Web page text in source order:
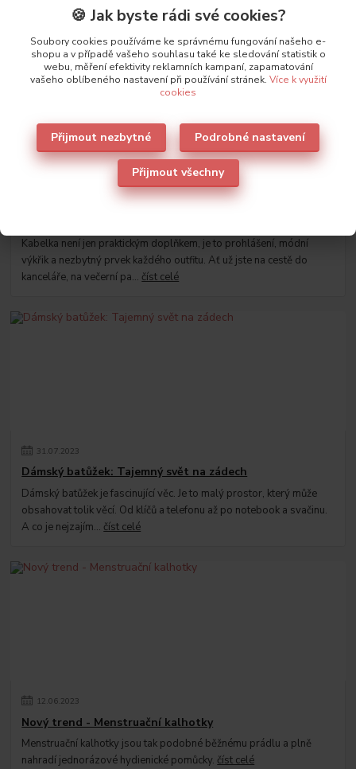
Novinky z našeho blogu
Kabelka není jen praktickým doplňkem, je to prohlášení, módní
výkřik a nezbytný prvek každého outfitu. Ať už jste na cestě do
kanceláře, na večerní pa... číst celé
31.07.2023
Dámský batůžek: Tajemný svět na zádech
Dámský batůžek je fascinující věc. Je to malý prostor, který může
obsahovat tolik věcí. Od klíčů a telefonu až po notebook a svačinu.
A co je nejzajím... číst celé
12.06.2023
Nový trend - Menstruační kalhotky
Menstruační kalhotky jsou tak podobné běžnému prádlu a plně
nahradí jednorázové hydienické pomůcky. číst celé
🍪 Jak byste rádi své cookies?
Soubory cookies používáme ke správnému fungování našeho e-
shopu a v případě vašeho souhlasu také ke sledování statistik o
webu, měření efektivity reklamních kampaní, zapamatování
vašeho oblíbeného nastavení při používání stránek. Více k využití
cookies
Přijmout nezbytné Podrobné nastavení
Přijmout všechny